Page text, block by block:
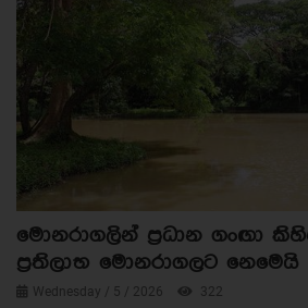
මොනරාගලින් ප්‍රධාන ගංඟා
ප්‍රතිලාභ මොනරාගලට නෙමෙයි
Wednesday / 5 / 2026 322